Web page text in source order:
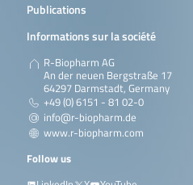
Publications
Informations sur la société
R-Biopharm AG
An der neuen Bergstraße 17
64297 Darmstadt, Germany
+49 (0) 6151 - 81 02-0
info@r-biopharm.de
www.r-biopharm.com
Follow us